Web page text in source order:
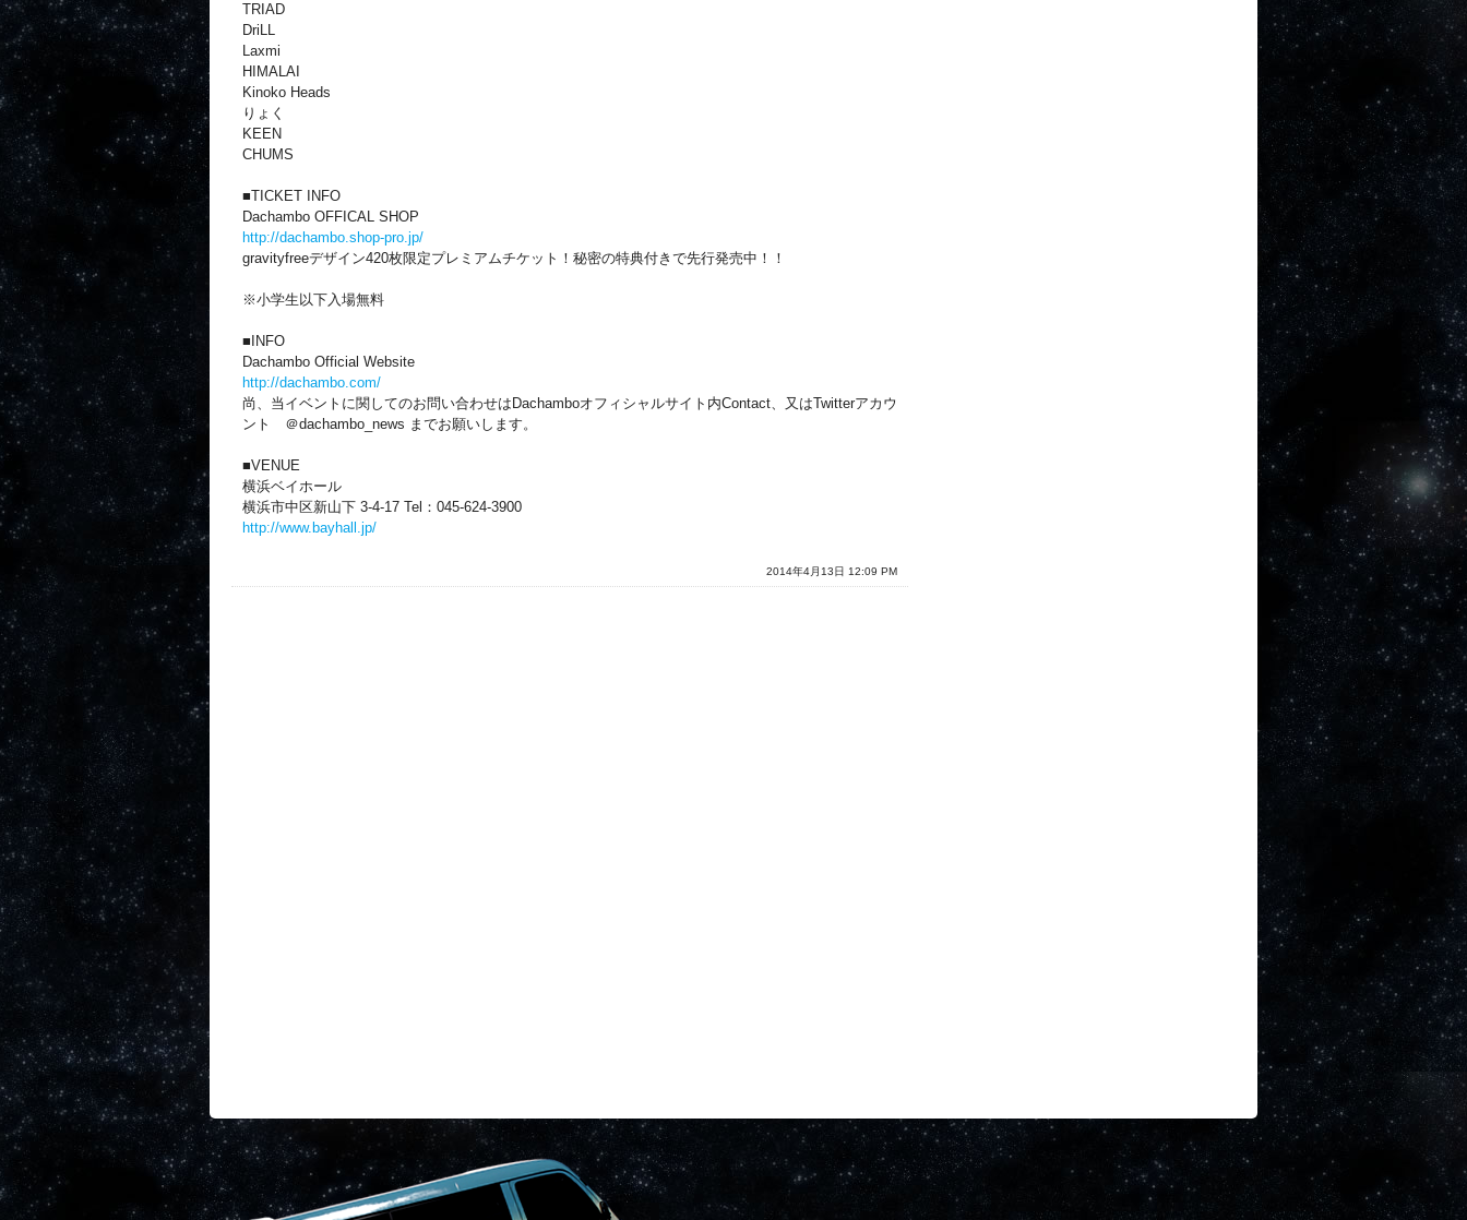
TRIAD
DriLL
Laxmi
HIMALAI
Kinoko Heads
りょく
KEEN
CHUMS
■TICKET INFO
Dachambo OFFICAL SHOP
http://dachambo.shop-pro.jp/
gravityfreeデザイン420枚限定プレミアムチケット！秘密の特典付きで先行発売中！！
※小学生以下入場無料
■INFO
Dachambo Official Website
http://dachambo.com/
尚、当イベントに関してのお問い合わせはDachamboオフィシャルサイト内Contact、又はTwitterアカウ
ント ＠dachambo_news までお願いします。
■VENUE
横浜ベイホール
横浜市中区新山下 3-4-17 Tel：045-624-3900
http://www.bayhall.jp/
2014年4月13日 12:09 PM